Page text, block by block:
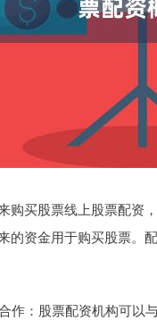
购买股票线上股票配资
的资金用于购买股票。
作：股票配资机构可以